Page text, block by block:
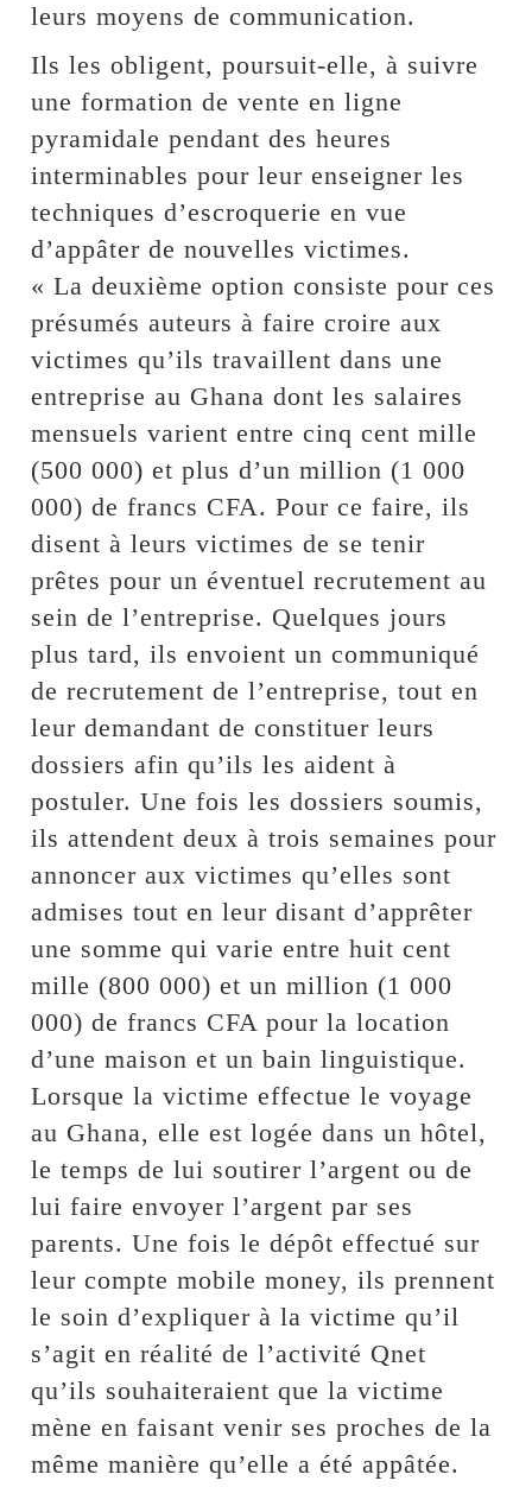
leurs moyens de communication.
Ils les obligent, poursuit-elle, à suivre
une formation de vente en ligne
pyramidale pendant des heures
interminables pour leur enseigner les
techniques d’escroquerie en vue
d’appâter de nouvelles victimes.
« La deuxième option consiste pour ces
présumés auteurs à faire croire aux
victimes qu’ils travaillent dans une
entreprise au Ghana dont les salaires
mensuels varient entre cinq cent mille
(500 000) et plus d’un million (1 000
000) de francs CFA. Pour ce faire, ils
disent à leurs victimes de se tenir
prêtes pour un éventuel recrutement au
sein de l’entreprise. Quelques jours
plus tard, ils envoient un communiqué
de recrutement de l’entreprise, tout en
leur demandant de constituer leurs
dossiers afin qu’ils les aident à
postuler. Une fois les dossiers soumis,
ils attendent deux à trois semaines pour
annoncer aux victimes qu’elles sont
admises tout en leur disant d’apprêter
une somme qui varie entre huit cent
mille (800 000) et un million (1 000
000) de francs CFA pour la location
d’une maison et un bain linguistique.
Lorsque la victime effectue le voyage
au Ghana, elle est logée dans un hôtel,
le temps de lui soutirer l’argent ou de
lui faire envoyer l’argent par ses
parents. Une fois le dépôt effectué sur
leur compte mobile money, ils prennent
le soin d’expliquer à la victime qu’il
s’agit en réalité de l’activité Qnet
qu’ils souhaiteraient que la victime
mène en faisant venir ses proches de la
même manière qu’elle a été appâtée.